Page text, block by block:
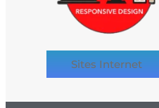
Sites Internet